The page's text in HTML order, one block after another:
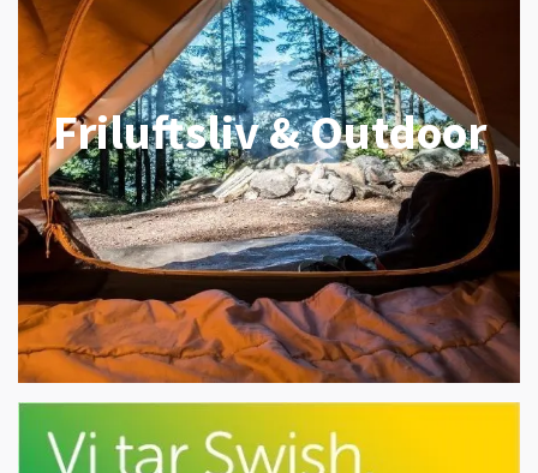
Friluftsliv & Outdoor